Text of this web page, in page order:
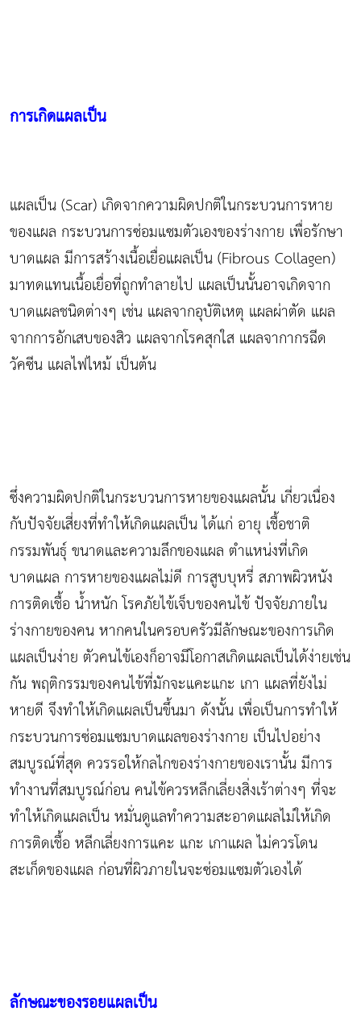
การเกิดแผลเป็น
แผลเป็น (Scar) เกิดจากความผิดปกติในกระบวนการหาย
ของแผล กระบวนการซ่อมแซมตัวเองของร่างกาย เพื่อรักษา
บาดแผล มีการสร้างเนื้อเยื่อแผลเป็น (Fibrous Collagen)
มาทดแทนเนื้อเยื่อที่ถูกทำลายไป แผลเป็นนั้นอาจเกิดจาก
บาดแผลชนิดต่างๆ เช่น แผลจากอุบัติเหตุ แผลผ่าตัด แผล
จากการอักเสบของสิว แผลจากโรคสุกใส แผลจากากรฉีด
วัคซีน แผลไฟไหม้ เป็นต้น
ซึ่งความผิดปกติในกระบวนการหายของแผลนั้น เกี่ยวเนื่อง
กับปัจจัยเสี่ยงที่ทำให้เกิดแผลเป็น ได้แก่ อายุ เชื้อชาติ
กรรมพันธุ์ ขนาดและความลึกของแผล ตำแหน่งที่เกิด
บาดแผล การหายของแผลไม่ดี การสูบบุหรี่ สภาพผิวหนัง
การติดเชื้อ น้ำหนัก โรคภัยไข้เจ็บของคนไข้ ปัจจัยภายใน
ร่างกายของคน หากคนในครอบครัวมีลักษณะของการเกิด
แผลเป็นง่าย ตัวคนไข้เองก็อาจมีโอกาสเกิดแผลเป็นได้ง่ายเช่น
กัน พฤติกรรมของคนไข้ที่มักจะแคะแกะ เกา แผลที่ยังไม่
หายดี จึงทำให้เกิดแผลเป็นขึ้นมา ดังนั้น เพื่อเป็นการทำให้
กระบวนการซ่อมแซมบาดแผลของร่างกาย เป็นไปอย่าง
สมบูรณ์ที่สุด ควรรอให้กลไกของร่างกายของเรานั้น มีการ
ทำงานที่สมบูรณ์ก่อน คนไข้ควรหลีกเลี่ยงสิ่งเร้าต่างๆ ที่จะ
ทำให้เกิดแผลเป็น หมั่นดูแลทำความสะอาดแผลไม่ให้เกิด
การติดเชื้อ หลีกเลี่ยงการแคะ แกะ เกาแผล ไม่ควรโดน
สะเก็ดของแผล ก่อนที่ผิวภายในจะซ่อมแซมตัวเองได้
ลักษณะของรอยแผลเป็น